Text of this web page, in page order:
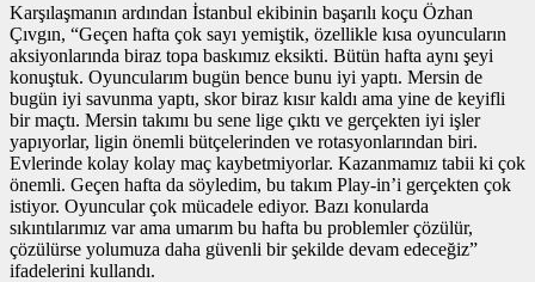
Karşılaşmanın ardından İstanbul ekibinin başarılı koçu Özhan
Çıvgın, “Geçen hafta çok sayı yemiştik, özellikle kısa oyuncuların
aksiyonlarında biraz topa baskımız eksikti. Bütün hafta aynı şeyi
konuştuk. Oyuncularım bugün bence bunu iyi yaptı. Mersin de
bugün iyi savunma yaptı, skor biraz kısır kaldı ama yine de keyifli
bir maçtı. Mersin takımı bu sene lige çıktı ve gerçekten iyi işler
yapıyorlar, ligin önemli bütçelerinden ve rotasyonlarından biri.
Evlerinde kolay kolay maç kaybetmiyorlar. Kazanmamız tabii ki çok
önemli. Geçen hafta da söyledim, bu takım Play-in’i gerçekten çok
istiyor. Oyuncular çok mücadele ediyor. Bazı konularda
sıkıntılarımız var ama umarım bu hafta bu problemler çözülür,
çözülürse yolumuza daha güvenli bir şekilde devam edeceğiz”
ifadelerini kullandı.